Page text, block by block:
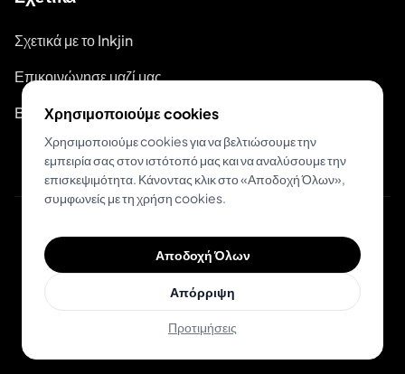
Σχετικά με το Inkjin
Επικοινώνησε μαζί μας
Branding Kit
© 2026 Inkjin
Πολιτική ΑπορρήτουΌροι Χρήσης
Χρησιμοποιούμε cookies
Χρησιμοποιούμε cookies για να βελτιώσουμε την
εμπειρία σας στον ιστότοπό μας και να αναλύσουμε την
επισκεψιμότητα. Κάνοντας κλικ στο «Αποδοχή Όλων»,
συμφωνείς με τη χρήση cookies.
Αποδοχή Όλων
Απόρριψη
Προτιμήσεις